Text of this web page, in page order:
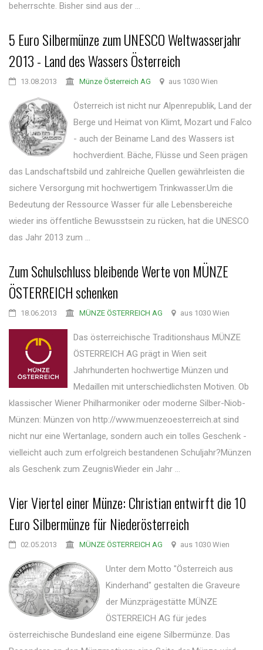
beherrschte. Bisher sind aus der ...
5 Euro Silbermünze zum UNESCO Weltwasserjahr
2013 - Land des Wassers Österreich
13.08.2013 Münze Österreich AG aus 1030 Wien
Österreich ist nicht nur Alpenrepublik, Land der
Berge und Heimat von Klimt, Mozart und Falco
- auch der Beiname Land des Wassers ist
hochverdient. Bäche, Flüsse und Seen prägen
das Landschaftsbild und zahlreiche Quellen gewährleisten die
sichere Versorgung mit hochwertigem Trinkwasser.Um die
Bedeutung der Ressource Wasser für alle Lebensbereiche
wieder ins öffentliche Bewusstsein zu rücken, hat die UNESCO
das Jahr 2013 zum ...
Zum Schulschluss bleibende Werte von MÜNZE
ÖSTERREICH schenken
18.06.2013 MÜNZE ÖSTERREICH AG aus 1030 Wien
Das österreichische Traditionshaus MÜNZE
ÖSTERREICH AG prägt in Wien seit
Jahrhunderten hochwertige Münzen und
Medaillen mit unterschiedlichsten Motiven. Ob
klassischer Wiener Philharmoniker oder moderne Silber-Niob-
Münzen: Münzen von http://www.muenzeoesterreich.at sind
nicht nur eine Wertanlage, sondern auch ein tolles Geschenk -
vielleicht auch zum erfolgreich bestandenen Schuljahr?Münzen
als Geschenk zum ZeugnisWieder ein Jahr ...
Vier Viertel einer Münze: Christian entwirft die 10
Euro Silbermünze für Niederösterreich
02.05.2013 MÜNZE ÖSTERREICH AG aus 1030 Wien
Unter dem Motto "Österreich aus
Kinderhand" gestalten die Graveure
der Münzprägestätte MÜNZE
ÖSTERREICH AG für jedes
österreichische Bundesland eine eigene Silbermünze. Das